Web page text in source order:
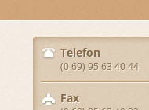
Telefon
(0 69) 95 63 40 44
Fax